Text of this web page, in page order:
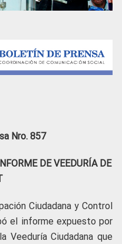
Nro. 857
DE VEEDURÍA DE
Ciudadana y Control
el informe expuesto por
Veeduría Ciudadana que